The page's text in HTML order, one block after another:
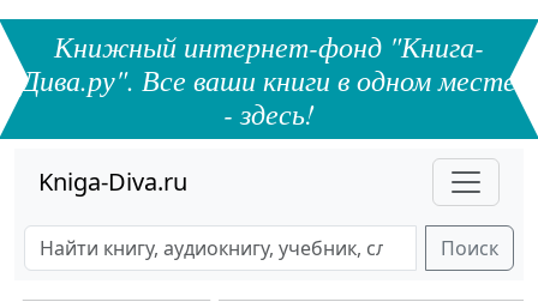
Книжный интернет-фонд "Книга-
Дива.ру". Все ваши книги в одном месте
- здесь!
Kniga-Diva.ru
Поиск